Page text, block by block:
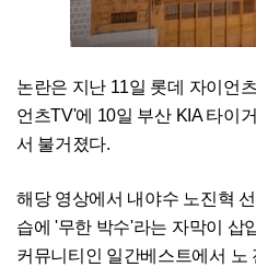
논란은 지난 11일 롯데 자이언
언츠TV'에 10일 부산 KIA 타이
서 불거졌다.
해당 영상에서 내야수 노진혁
습에 '무한 박수'라는 자막이 삽
커뮤니티인 일간베스트에서 노